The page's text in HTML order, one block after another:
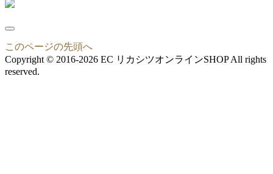
このページの先頭へ
Copyright © 2016-2026 EC リカシツオンラインSHOP All rights
reserved.